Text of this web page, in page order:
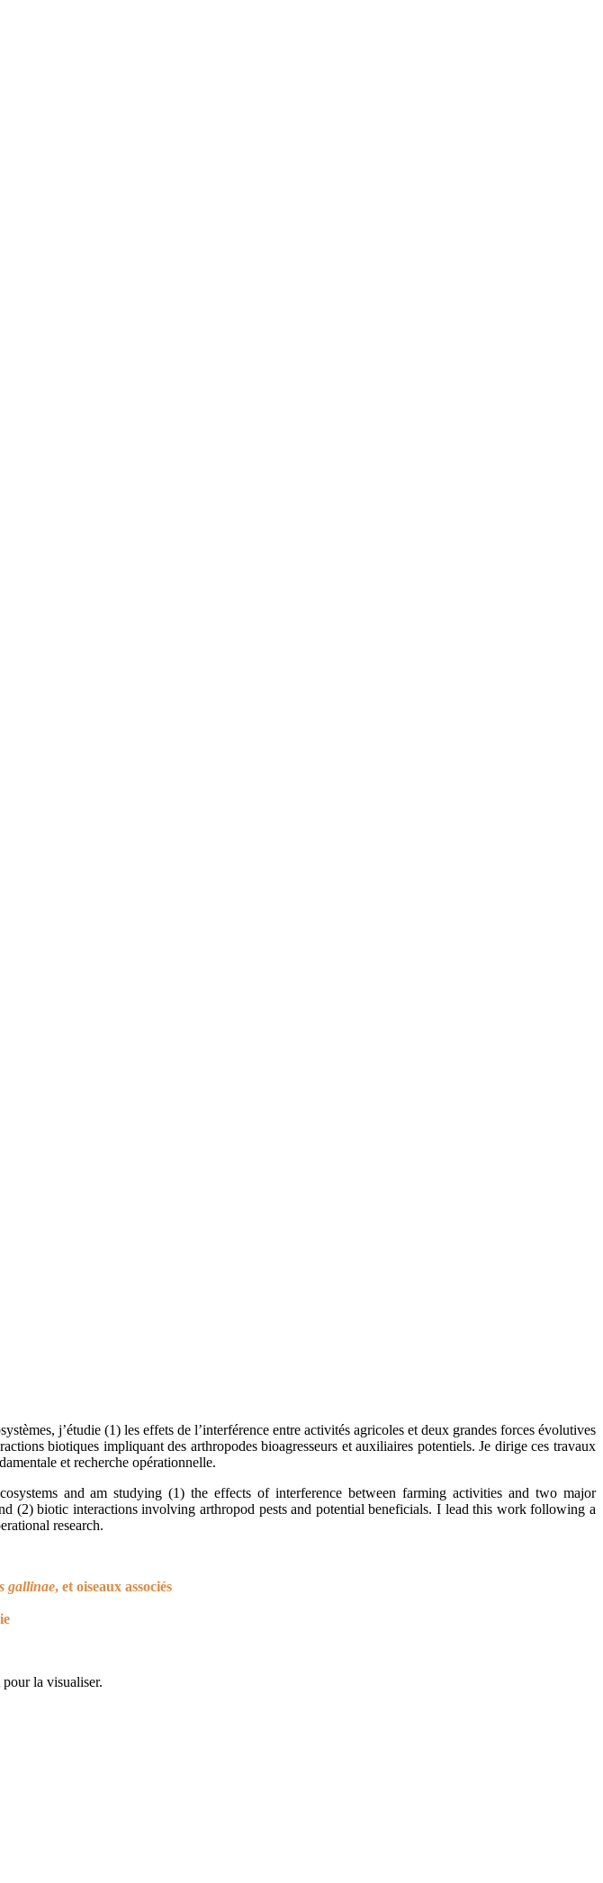
j’étudie (1) les effets de l’interférence entre activités agricoles et deux grandes forces évolutives
biotiques impliquant des arthropodes bioagresseurs et auxiliaires potentiels. Je dirige ces travaux
et recherche opérationnelle.
and am studying (1) the effects of interference between farming activities and two major
(2) biotic interactions involving arthropod pests and potential beneficials. I lead this work following a
research.
gallinae, et oiseaux associés
pour la visualiser.